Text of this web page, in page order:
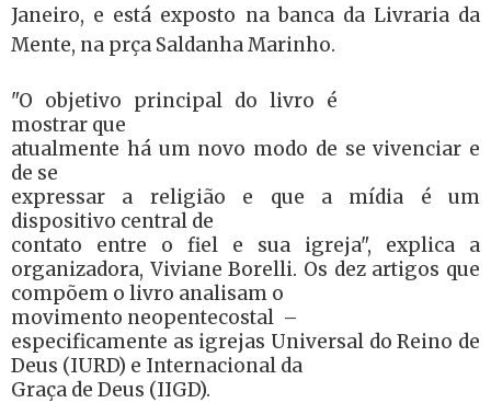
Janeiro, e está exposto na banca da Livraria da
Mente, na prça Saldanha Marinho.
"O objetivo principal do livro é
mostrar que
atualmente há um novo modo de se vivenciar e
de se
expressar a religião e que a mídia é um
dispositivo central de
contato entre o fiel e sua igreja", explica a
organizadora, Viviane Borelli. Os dez artigos que
compõem o livro analisam o
movimento neopentecostal –
especificamente as igrejas Universal do Reino de
Deus (IURD) e Internacional da
Graça de Deus (IIGD).